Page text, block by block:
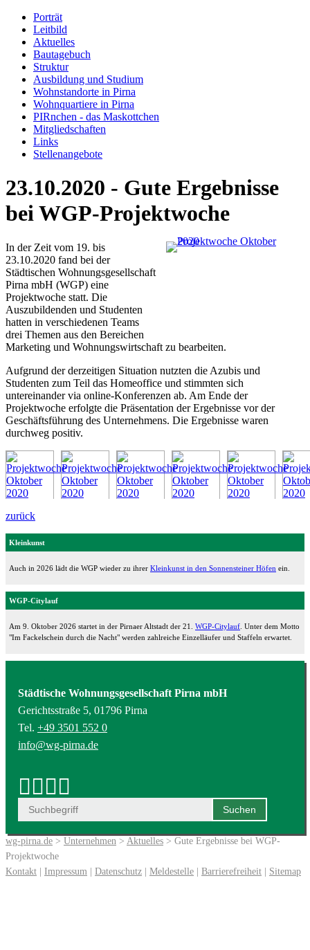
Porträt
Leitbild
Aktuelles
Bautagebuch
Struktur
Ausbildung und Studium
Wohnstandorte in Pirna
Wohnquartiere in Pirna
PIRnchen - das Maskottchen
Mitgliedschaften
Links
Stellenangebote
23.10.2020 - Gute Ergebnisse
bei WGP-Projektwoche
In der Zeit vom 19. bis
23.10.2020 fand bei der
Städtischen Wohnungsgesellschaft
Pirna mbH (WGP) eine
Projektwoche statt. Die
Auszubildenden und Studenten
hatten in verschiedenen Teams
drei Themen aus den Bereichen
Marketing und Wohnungswirtschaft zu bearbeiten.
Aufgrund der derzeitigen Situation nutzten die Azubis und
Studenten zum Teil das Homeoffice und stimmten sich
untereinander via online-Konferenzen ab. Am Ende der
Projektwoche erfolgte die Präsentation der Ergebnisse vor der
Geschäftsführung des Unternehmens. Die Ergebnisse waren
durchweg positiv.
zurück
Kleinkunst
Auch in 2026 lädt die WGP wieder zu ihrer Kleinkunst in den Sonnensteiner Höfen ein.
WGP-Citylauf
Am 9. Oktober 2026 startet in der Pirnaer Altstadt der 21. WGP-Citylauf . Unter dem Motto
"Im Fackelschein durch die Nacht" werden zahlreiche Einzelläufer und Staffeln erwartet.
Städtische Wohnungsgesellschaft Pirna mbH
Gerichtsstraße 5, 01796 Pirna
Tel. +49 3501 552 0
info@wg-pirna.de
wg-pirna.de > Unternehmen > Aktuelles > Gute Ergebnisse bei WGP-
Projektwoche
Kontakt | Impressum | Datenschutz | Meldestelle | Barrierefreiheit | Sitemap